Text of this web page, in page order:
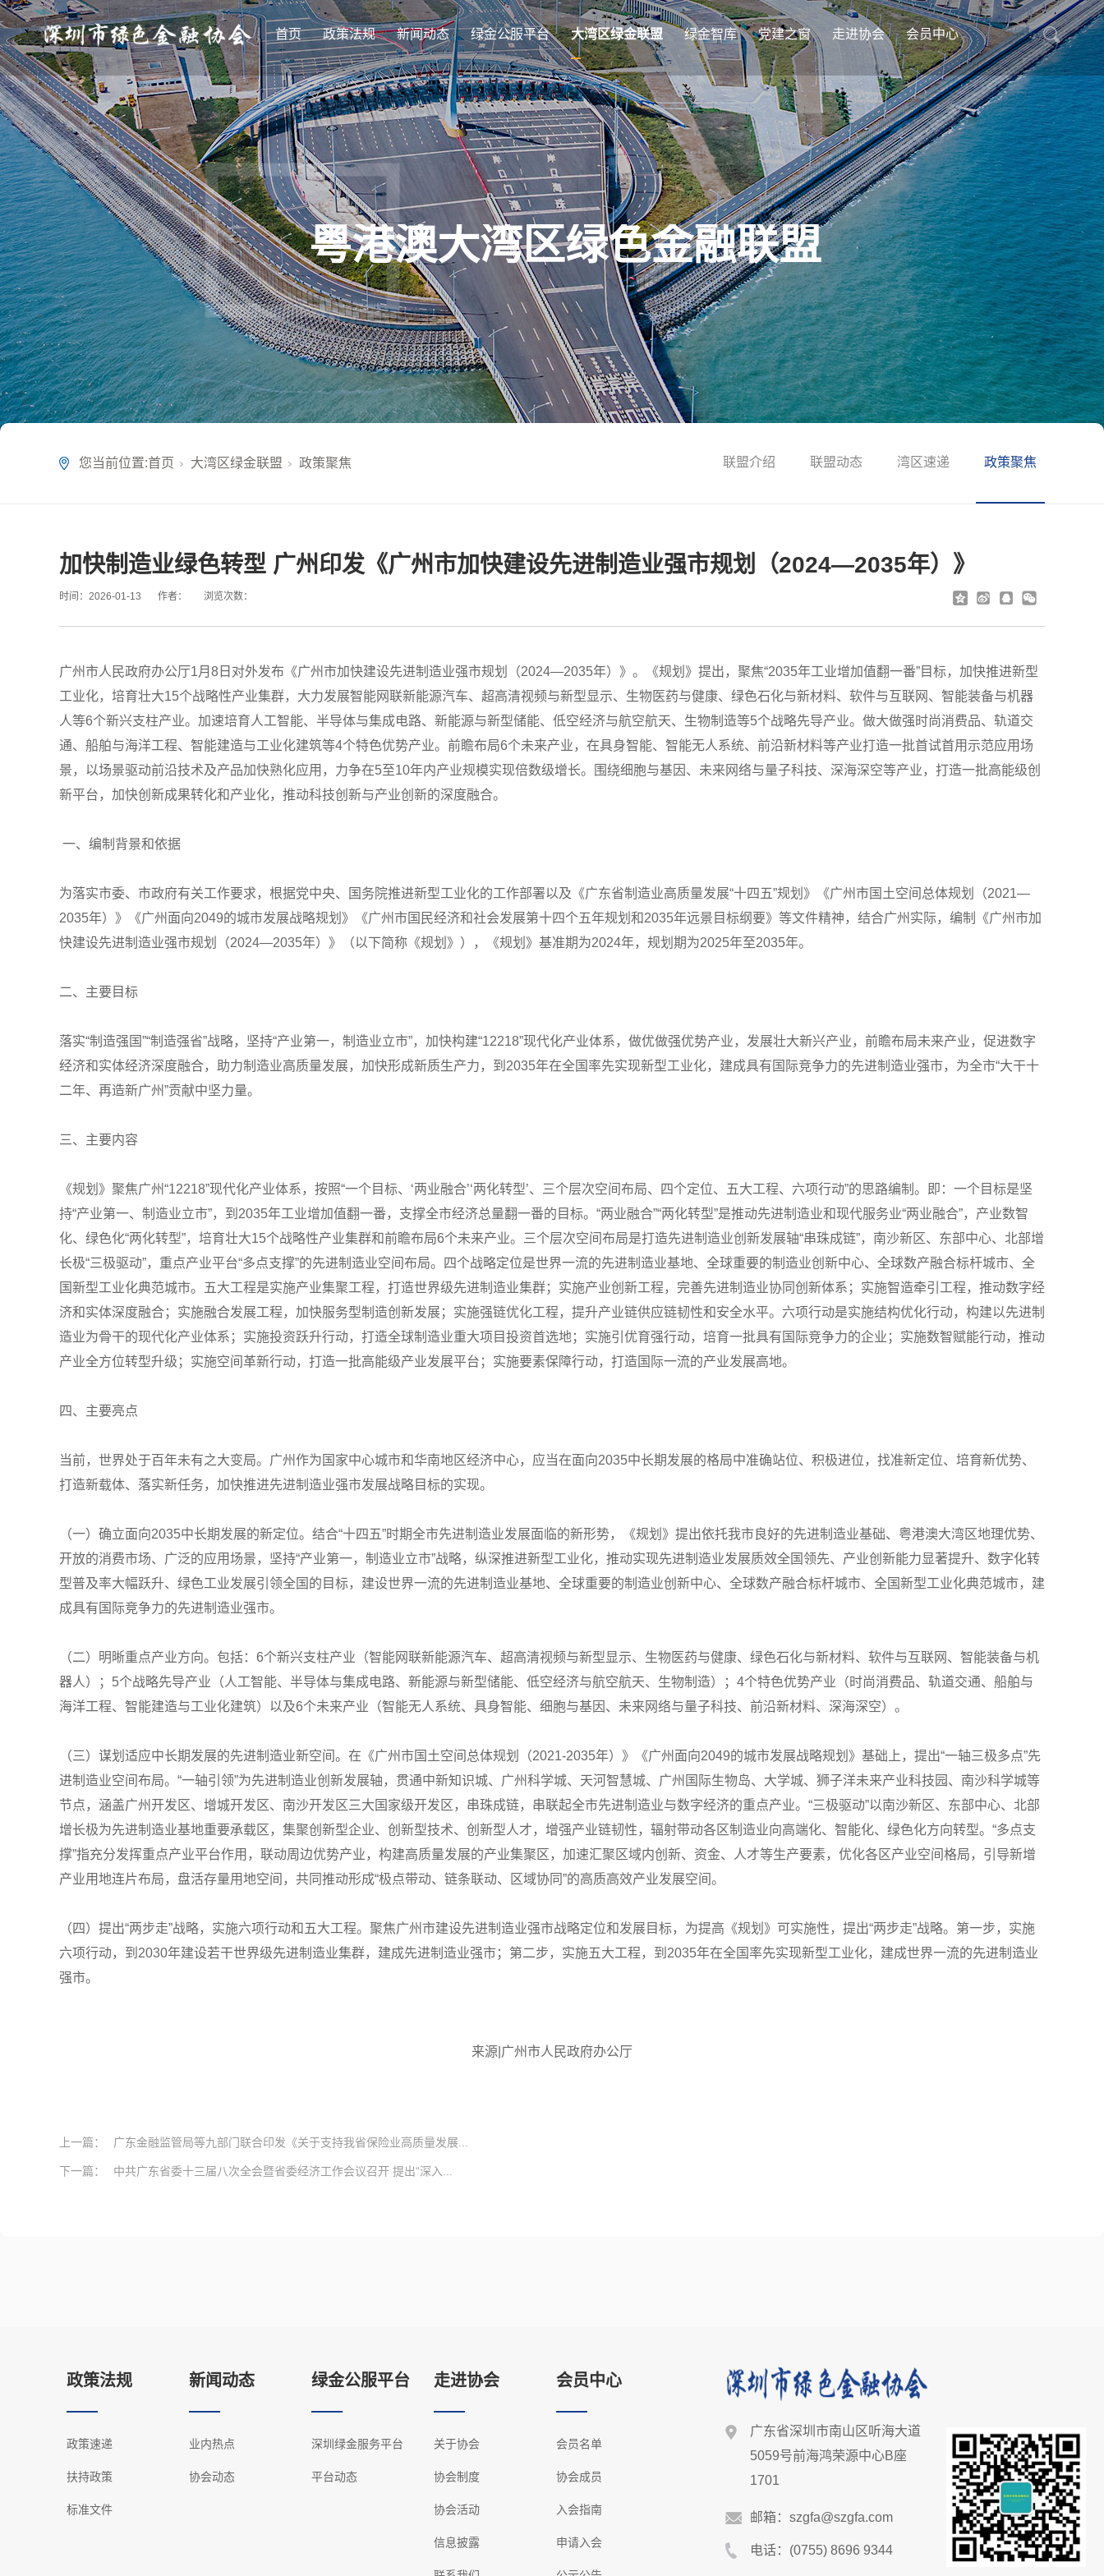
首页 政策法规 新闻动态 绿金公服平台 大湾区绿金联盟 绿金智库 党建之窗 走进协会 会员中心
粤港澳大湾区绿色金融联盟
您当前位置:首页 大湾区绿金联盟 政策聚焦 联盟介绍 联盟动态 湾区速递 政策聚焦
加快制造业绿色转型 广州印发《广州市加快建设先进制造业强市规划（2024—2035年）》
时间： 2026-01-13 作者： 浏览次数：
广州市人民政府办公厅1月8日对外发布《广州市加快建设先进制造业强市规划（2024—2035年）》。《规划》提出，聚焦“2035年工业增加值翻一番”目标，加快推进新型
工业化，培育壮大15个战略性产业集群，大力发展智能网联新能源汽车、超高清视频与新型显示、生物医药与健康、绿色石化与新材料、软件与互联网、智能装备与机器
人等6个新兴支柱产业。加速培育人工智能、半导体与集成电路、新能源与新型储能、低空经济与航空航天、生物制造等5个战略先导产业。做大做强时尚消费品、轨道交
通、船舶与海洋工程、智能建造与工业化建筑等4个特色优势产业。前瞻布局6个未来产业，在具身智能、智能无人系统、前沿新材料等产业打造一批首试首用示范应用场
景，以场景驱动前沿技术及产品加快熟化应用，力争在5至10年内产业规模实现倍数级增长。围绕细胞与基因、未来网络与量子科技、深海深空等产业，打造一批高能级创
新平台，加快创新成果转化和产业化，推动科技创新与产业创新的深度融合。
一、编制背景和依据
为落实市委、市政府有关工作要求，根据党中央、国务院推进新型工业化的工作部署以及《广东省制造业高质量发展“十四五”规划》《广州市国土空间总体规划（2021—
2035年）》《广州面向2049的城市发展战略规划》《广州市国民经济和社会发展第十四个五年规划和2035年远景目标纲要》等文件精神，结合广州实际，编制《广州市加
快建设先进制造业强市规划（2024—2035年）》（以下简称《规划》），《规划》基准期为2024年，规划期为2025年至2035年。
二、主要目标
落实“制造强国”“制造强省”战略，坚持“产业第一，制造业立市”，加快构建“12218”现代化产业体系，做优做强优势产业，发展壮大新兴产业，前瞻布局未来产业，促进数字
经济和实体经济深度融合，助力制造业高质量发展，加快形成新质生产力，到2035年在全国率先实现新型工业化，建成具有国际竞争力的先进制造业强市，为全市“大干十
二年、再造新广州”贡献中坚力量。
三、主要内容
《规划》聚焦广州“12218”现代化产业体系，按照“一个目标、‘两业融合’‘两化转型’、三个层次空间布局、四个定位、五大工程、六项行动”的思路编制。即：一个目标是坚
持“产业第一、制造业立市”，到2035年工业增加值翻一番，支撑全市经济总量翻一番的目标。“两业融合”“两化转型”是推动先进制造业和现代服务业“两业融合”，产业数智
化、绿色化“两化转型”，培育壮大15个战略性产业集群和前瞻布局6个未来产业。三个层次空间布局是打造先进制造业创新发展轴“串珠成链”，南沙新区、东部中心、北部增
长极“三极驱动”，重点产业平台“多点支撑”的先进制造业空间布局。四个战略定位是世界一流的先进制造业基地、全球重要的制造业创新中心、全球数产融合标杆城市、全
国新型工业化典范城市。五大工程是实施产业集聚工程，打造世界级先进制造业集群；实施产业创新工程，完善先进制造业协同创新体系；实施智造牵引工程，推动数字经
济和实体深度融合；实施融合发展工程，加快服务型制造创新发展；实施强链优化工程，提升产业链供应链韧性和安全水平。六项行动是实施结构优化行动，构建以先进制
造业为骨干的现代化产业体系；实施投资跃升行动，打造全球制造业重大项目投资首选地；实施引优育强行动，培育一批具有国际竞争力的企业；实施数智赋能行动，推动
产业全方位转型升级；实施空间革新行动，打造一批高能级产业发展平台；实施要素保障行动，打造国际一流的产业发展高地。
四、主要亮点
当前，世界处于百年未有之大变局。广州作为国家中心城市和华南地区经济中心，应当在面向2035中长期发展的格局中准确站位、积极进位，找准新定位、培育新优势、
打造新载体、落实新任务，加快推进先进制造业强市发展战略目标的实现。
（一）确立面向2035中长期发展的新定位。结合“十四五”时期全市先进制造业发展面临的新形势，《规划》提出依托我市良好的先进制造业基础、粤港澳大湾区地理优势、
开放的消费市场、广泛的应用场景，坚持“产业第一，制造业立市”战略，纵深推进新型工业化，推动实现先进制造业发展质效全国领先、产业创新能力显著提升、数字化转
型普及率大幅跃升、绿色工业发展引领全国的目标，建设世界一流的先进制造业基地、全球重要的制造业创新中心、全球数产融合标杆城市、全国新型工业化典范城市，建
成具有国际竞争力的先进制造业强市。
（二）明晰重点产业方向。包括：6个新兴支柱产业（智能网联新能源汽车、超高清视频与新型显示、生物医药与健康、绿色石化与新材料、软件与互联网、智能装备与机
器人）；5个战略先导产业（人工智能、半导体与集成电路、新能源与新型储能、低空经济与航空航天、生物制造）；4个特色优势产业（时尚消费品、轨道交通、船舶与
海洋工程、智能建造与工业化建筑）以及6个未来产业（智能无人系统、具身智能、细胞与基因、未来网络与量子科技、前沿新材料、深海深空）。
（三）谋划适应中长期发展的先进制造业新空间。在《广州市国土空间总体规划（2021-2035年）》《广州面向2049的城市发展战略规划》基础上，提出“一轴三极多点”先
进制造业空间布局。“一轴引领”为先进制造业创新发展轴，贯通中新知识城、广州科学城、天河智慧城、广州国际生物岛、大学城、狮子洋未来产业科技园、南沙科学城等
节点，涵盖广州开发区、增城开发区、南沙开发区三大国家级开发区，串珠成链，串联起全市先进制造业与数字经济的重点产业。“三极驱动”以南沙新区、东部中心、北部
增长极为先进制造业基地重要承载区，集聚创新型企业、创新型技术、创新型人才，增强产业链韧性，辐射带动各区制造业向高端化、智能化、绿色化方向转型。“多点支
撑”指充分发挥重点产业平台作用，联动周边优势产业，构建高质量发展的产业集聚区，加速汇聚区域内创新、资金、人才等生产要素，优化各区产业空间格局，引导新增
产业用地连片布局，盘活存量用地空间，共同推动形成“极点带动、链条联动、区域协同”的高质高效产业发展空间。
（四）提出“两步走”战略，实施六项行动和五大工程。聚焦广州市建设先进制造业强市战略定位和发展目标，为提高《规划》可实施性，提出“两步走”战略。第一步，实施
六项行动，到2030年建设若干世界级先进制造业集群，建成先进制造业强市；第二步，实施五大工程，到2035年在全国率先实现新型工业化，建成世界一流的先进制造业
强市。
来源|广州市人民政府办公厅
上一篇： 广东金融监管局等九部门联合印发《关于支持我省保险业高质量发展...
下一篇： 中共广东省委十三届八次全会暨省委经济工作会议召开 提出“深入...
政策法规
政策速递
扶持政策
标准文件
新闻动态
业内热点
协会动态
绿金公服平台
深圳绿金服务平台
平台动态
走进协会
关于协会
协会制度
协会活动
信息披露
会员中心
会员名单
协会成员
入会指南
申请入会
广东省深圳市南山区听海大道
5059号前海鸿荣源中心B座
1701
邮箱：szgfa@szgfa.com
电话：(0755) 8696 9344